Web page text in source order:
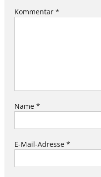
Kommentar *
Name *
E-Mail-Adresse *